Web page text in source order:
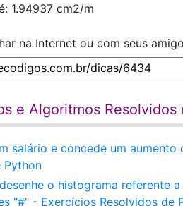
1.94937 cm2/m
na Internet ou com seus
e Algoritmos Resolvidos
salário e concede um
Python
o histograma referente
"#" - Exercícios Resolvidos de